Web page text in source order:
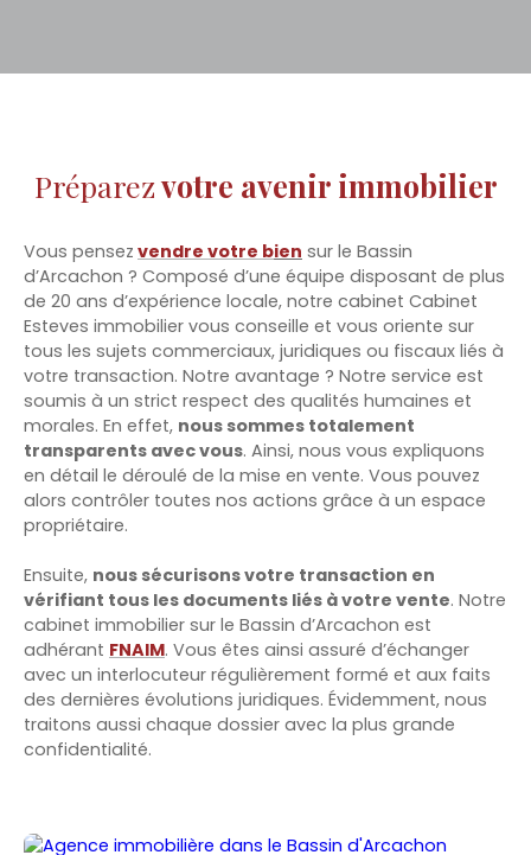
Préparezvotre avenir immobilier
Vous pensez vendre votre bien sur le Bassin
d’Arcachon ? Composé d’une équipe disposant de plus
de 20 ans d’expérience locale, notre cabinet Cabinet
Esteves immobilier vous conseille et vous oriente sur
tous les sujets commerciaux, juridiques ou fiscaux liés à
votre transaction. Notre avantage ? Notre service est
soumis à un strict respect des qualités humaines et
morales. En effet, nous sommes totalement
transparents avec vous. Ainsi, nous vous expliquons
en détail le déroulé de la mise en vente. Vous pouvez
alors contrôler toutes nos actions grâce à un espace
propriétaire.
Ensuite, nous sécurisons votre transaction en
vérifiant tous les documents liés à votre vente. Notre
cabinet immobilier sur le Bassin d’Arcachon est
adhérant FNAIM. Vous êtes ainsi assuré d’échanger
avec un interlocuteur régulièrement formé et aux faits
des dernières évolutions juridiques. Évidemment, nous
traitons aussi chaque dossier avec la plus grande
confidentialité.